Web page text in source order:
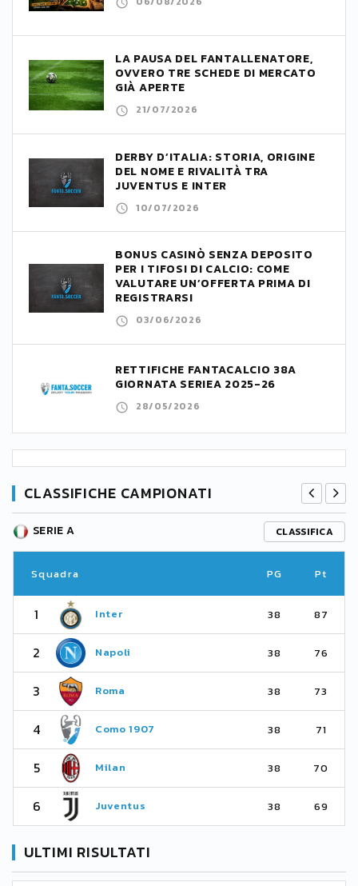
LA PAUSA DEL FANTALLENATORE,
OVVERO TRE SCHEDE DI MERCATO
GIÀ APERTE
21/07/2026
DERBY D’ITALIA: STORIA, ORIGINE
DEL NOME E RIVALITÀ TRA
JUVENTUS E INTER
10/07/2026
BONUS CASINÒ SENZA DEPOSITO
PER I TIFOSI DI CALCIO: COME
VALUTARE UN’OFFERTA PRIMA DI
REGISTRARSI
03/06/2026
RETTIFICHE FANTACALCIO 38A
GIORNATA SERIEA 2025-26
28/05/2026
CLASSIFICHE CAMPIONATI
SERIE A CLASSIFICA
Squadra PG Pt
1 Inter 38 87
2 Napoli 38 76
3 Roma 38 73
4 Como 1907 38 71
5 Milan 38 70
6 Juventus 38 69
ULTIMI RISULTATI